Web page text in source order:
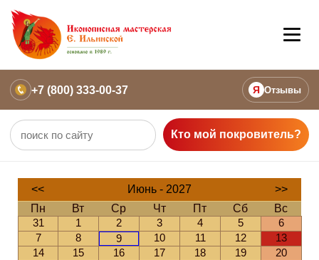
+7 (800) 333-00-37 Я Отзывы
Кто мой покровитель?
<< Июнь - 2027
>>
Пн
Вт Ср Чт Пт Сб
Вс
31
1 2 3 4 5
6
7
8 9 10 11 12
13
14
15 16 17 18 19
20